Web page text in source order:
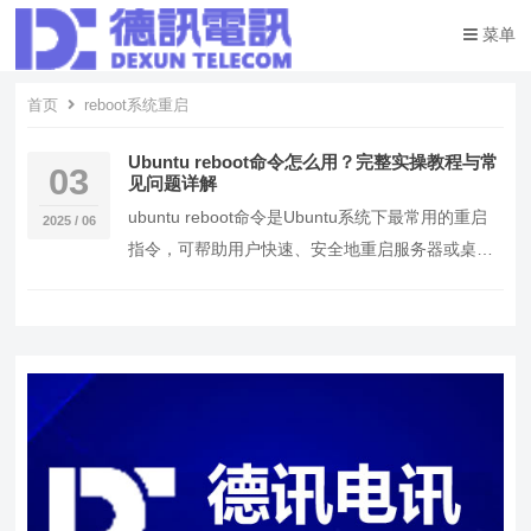
菜单
首页 reboot系统重启
03
2025 / 06
Ubuntu reboot命令怎么用？完整实操教程与常
见问题详解
ubuntu reboot命令是Ubuntu系统下最常用的重启
指令，可帮助用户快速、安全地重启服务器或桌面